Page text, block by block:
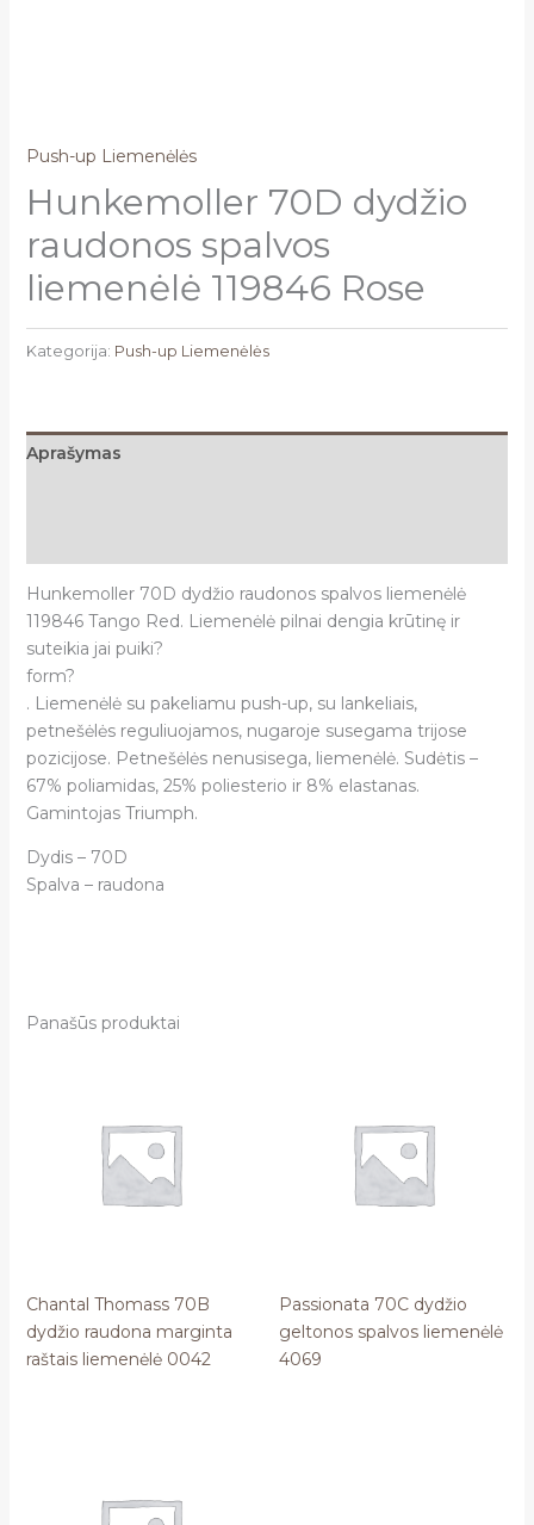
Push-up Liemenėlės
Hunkemoller 70D dydžio
raudonos spalvos
liemenėlė 119846 Rose
Kategorija: Push-up Liemenėlės
Aprašymas
Hunkemoller 70D dydžio raudonos spalvos liemenėlė
119846 Tango Red. Liemenėlė pilnai dengia krūtinę ir
suteikia jai puiki?
form?
. Liemenėlė su pakeliamu push-up, su lankeliais,
petnešėlės reguliuojamos, nugaroje susegama trijose
pozicijose. Petnešėlės nenusisega, liemenėlė. Sudėtis –
67% poliamidas, 25% poliesterio ir 8% elastanas.
Gamintojas Triumph.
Dydis – 70D
Spalva – raudona
Panašūs produktai
Chantal Thomass 70B
dydžio raudona marginta
raštais liemenėlė 0042
Passionata 70C dydžio
geltonos spalvos liemenėlė
4069